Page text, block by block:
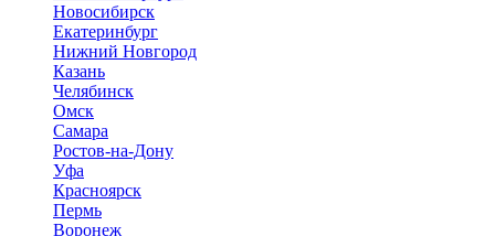
Новосибирск
Екатеринбург
Нижний Новгород
Казань
Челябинск
Омск
Самара
Ростов-на-Дону
Уфа
Красноярск
Пермь
Воронеж